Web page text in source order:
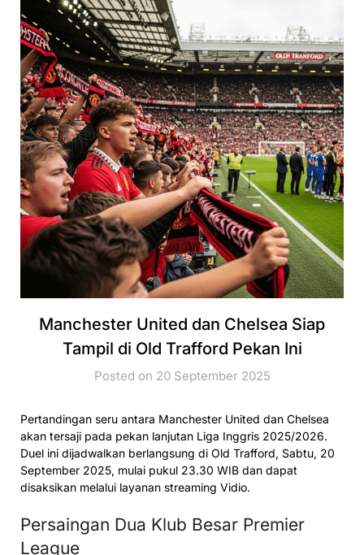
Manchester United dan Chelsea Siap
Tampil di Old Trafford Pekan Ini
Posted on 20 September 2025
Pertandingan seru antara Manchester United dan Chelsea
akan tersaji pada pekan lanjutan Liga Inggris 2025/2026.
Duel ini dijadwalkan berlangsung di Old Trafford, Sabtu, 20
September 2025, mulai pukul 23.30 WIB dan dapat
disaksikan melalui layanan streaming Vidio.
Persaingan Dua Klub Besar Premier
League